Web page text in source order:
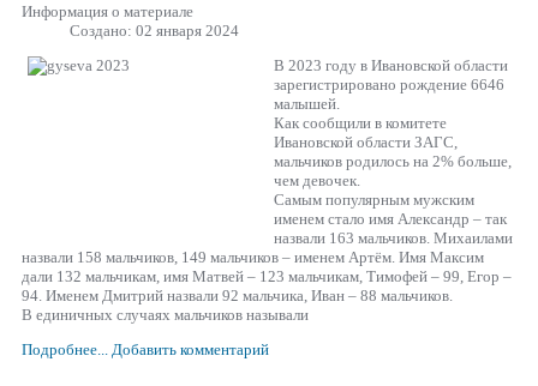
Информация о материале
Создано: 02 января 2024
В 2023 году в Ивановской области
зарегистрировано рождение 6646
малышей.
Как сообщили в комитете
Ивановской области ЗАГС,
мальчиков родилось на 2% больше,
чем девочек.
Самым популярным мужским
именем стало имя Александр – так
назвали 163 мальчиков. Михаилами
назвали 158 мальчиков, 149 мальчиков – именем Артём. Имя Максим
дали 132 мальчикам, имя Матвей – 123 мальчикам, Тимофей – 99, Егор –
94. Именем Дмитрий назвали 92 мальчика, Иван – 88 мальчиков.
В единичных случаях мальчиков называли
Подробнее...
Добавить комментарий